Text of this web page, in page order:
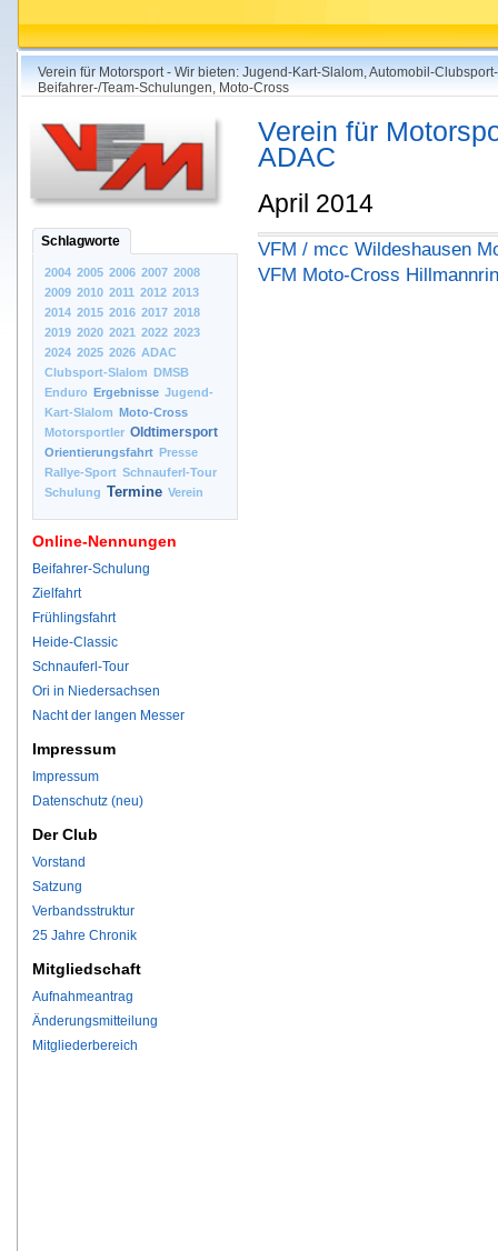
Verein für Motorsport - Wir bieten: Jugend-Kart-Slalom, Automobil-
Beifahrer-/Team-Schulungen, Moto-Cross
Schlagworte
2004 2005 2006 2007 2008
2009 2010 2011 2012 2013
2014 2015 2016 2017 2018
2019 2020 2021 2022 2023
2024 2025 2026 ADAC
Clubsport-Slalom DMSB
Enduro Ergebnisse Jugend-
Kart-Slalom Moto-Cross
Motorsportler Oldtimersport
Orientierungsfahrt Presse
Rallye-Sport Schnauferl-Tour
Schulung Termine Verein
Online-Nennungen
Beifahrer-Schulung
Zielfahrt
Frühlingsfahrt
Heide-Classic
Schnauferl-Tour
Ori in Niedersachsen
Nacht der langen Messer
Impressum
Impressum
Datenschutz (neu)
Der Club
Vorstand
Satzung
Verbandsstruktur
25 Jahre Chronik
Mitgliedschaft
Aufnahmeantrag
Änderungsmitteilung
Mitgliederbereich
Verein für
ADAC
April 2014
VFM / mcc Wildeshausen
VFM Moto-Cross